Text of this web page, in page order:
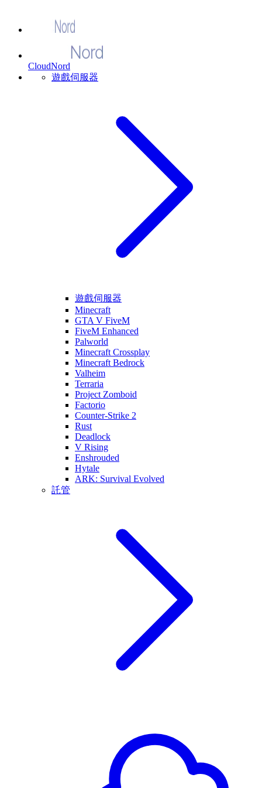
CloudNord
遊戲伺服器
遊戲伺服器
Minecraft
GTA V FiveM
FiveM Enhanced
Palworld
Minecraft Crossplay
Minecraft Bedrock
Valheim
Terraria
Project Zomboid
Factorio
Counter-Strike 2
Rust
Deadlock
V Rising
Enshrouded
Hytale
ARK: Survival Evolved
託管